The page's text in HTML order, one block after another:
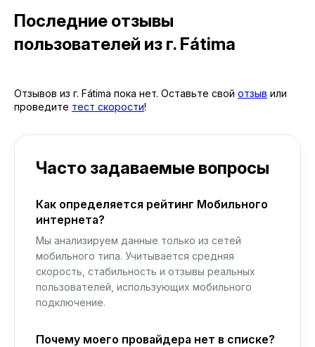
Последние отзывы
пользователей из г. Fátima
Отзывов из г. Fátima пока нет. Оставьте свой отзыв или
проведите тест скорости!
Часто задаваемые вопросы
Как определяется рейтинг Мобильного
интернета?
Мы анализируем данные только из сетей
мобильного типа. Учитывается средняя
скорость, стабильность и отзывы реальных
пользователей, использующих мобильного
подключение.
Почему моего провайдера нет в списке?